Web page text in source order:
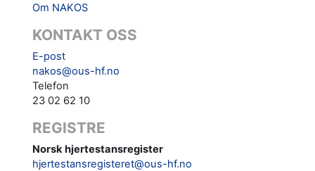
Om NAKOS
KONTAKT OSS
E-post
nakos@ous-hf.no
Telefon
23 02 62 10
REGISTRE
Norsk hjertestansregister
hjertestansregisteret@ous-hf.no